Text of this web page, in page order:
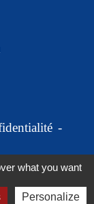
-
what you want
Personalize